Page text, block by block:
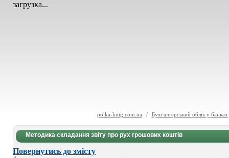
загрузка...
polka-knig.com.ua / Бухгалтерський облік у банках
Методика складання звіту про рух грошових коштів
Повернутись до змісту